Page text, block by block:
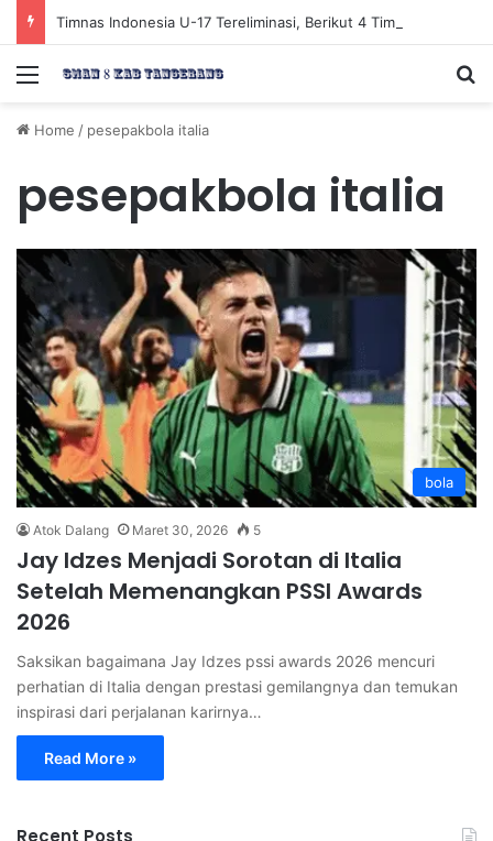
Menu
Home / pesepakbola italia
pesepakbola italia
bola
Atok Dalang Maret 30, 2026 5
Jay Idzes Menjadi Sorotan di Italia
Setelah Memenangkan PSSI Awards
2026
Saksikan bagaimana Jay Idzes pssi awards 2026 mencuri
perhatian di Italia dengan prestasi gemilangnya dan temukan
inspirasi dari perjalanan karirnya…
Read More »